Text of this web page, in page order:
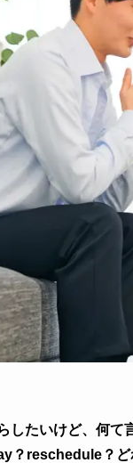
したいけど、何て
？reschedule？ど